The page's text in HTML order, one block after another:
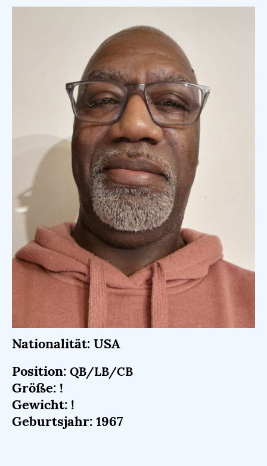
Nationalität: USA
Position: QB/LB/CB
Größe: !
Gewicht: !
Geburtsjahr: 1967